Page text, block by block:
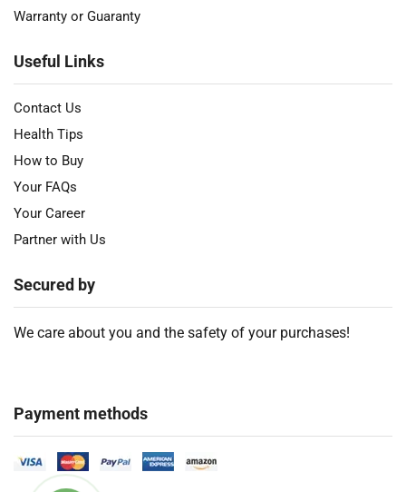
Warranty or Guaranty
Useful Links
Contact Us
Health Tips
How to Buy
Your FAQs
Your Career
Partner with Us
Secured by
We care about you and the safety of your purchases!
Payment methods